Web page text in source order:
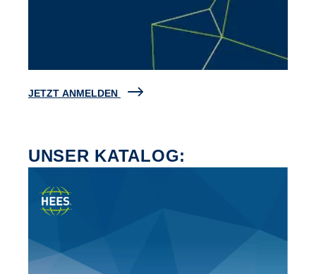
JETZT ANMELDEN
UNSER KATALOG: